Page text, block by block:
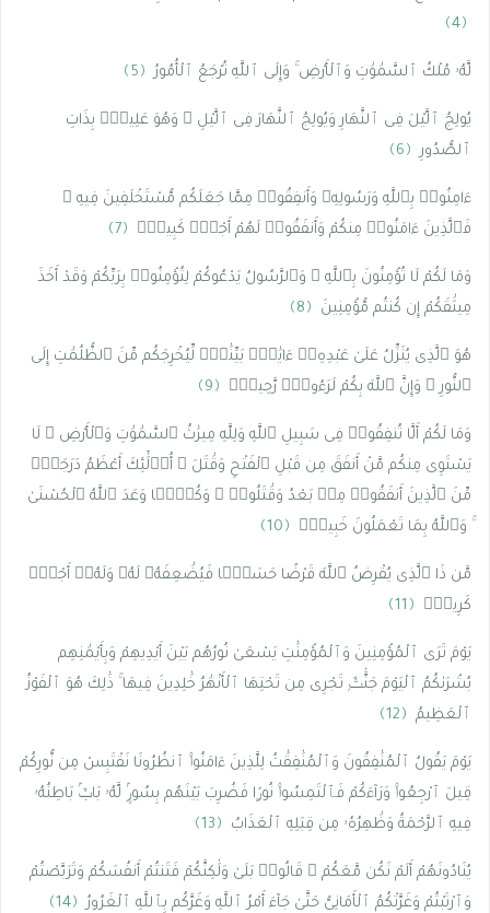
﴿4﴾
لَّهُۥ مُلْكُ ٱلسَّمَٰوَٰتِ وَٱلْأَرْضِ ۚ وَإِلَى ٱللَّهِ تُرْجَعُ ٱلْأُمُورُ ﴿5﴾
يُولِجُ ٱلَّيْلَ فِى ٱلنَّهَارِ وَيُولِجُ ٱلنَّهَارَ فِى ٱلَّيْلِ ۚ وَهُوَ عَلِيمٌۢ بِذَاتِ
ٱلصُّدُورِ ﴿6﴾
ءَامِنُوا۟ بِٱللَّهِ وَرَسُولِهِۦ وَأَنفِقُوا۟ مِمَّا جَعَلَكُم مُّسْتَخْلَفِينَ فِيهِ ۖ
فَٱلَّذِينَ ءَامَنُوا۟ مِنكُمْ وَأَنفَقُوا۟ لَهُمْ أَجْرٌۭ كَبِيرٌۭ
﴿7﴾
وَمَا لَكُمْ لَا تُؤْمِنُونَ بِٱللَّهِ ۙ وَٱلرَّسُولُ يَدْعُوكُمْ لِتُؤْمِنُوا۟ بِرَبِّكُمْ وَقَدْ أَخَذَ
مِيثَٰقَكُمْ إِن كُنتُم مُّؤْمِنِينَ
﴿8﴾
هُوَ ٱلَّذِى يُنَزِّلُ عَلَىٰ عَبْدِهِۦٓ ءَايَٰتٍۭ بَيِّنَٰتٍۢ لِّيُخْرِجَكُم مِّنَ ٱلظُّلُمَٰتِ إِلَى
ٱلنُّورِ ۚ وَإِنَّ ٱللَّهَ بِكُمْ لَرَءُوفٌۭ رَّحِيمٌۭ
﴿9﴾
وَمَا لَكُمْ أَلَّا تُنفِقُوا۟ فِى سَبِيلِ ٱللَّهِ وَلِلَّهِ مِيرَٰثُ ٱلسَّمَٰوَٰتِ وَٱلْأَرْضِ ۚ لَا
يَسْتَوِى مِنكُم مَّنْ أَنفَقَ مِن قَبْلِ ٱلْفَتْحِ وَقَٰتَلَ ۚ أُو۟لَٰٓئِكَ أَعْظَمُ دَرَجَةًۭ
مِّنَ ٱلَّذِينَ أَنفَقُوا۟ مِنۢ بَعْدُ وَقَٰتَلُوا۟ ۚ وَكُلًّۭا وَعَدَ ٱللَّهُ ٱلْحُسْنَىٰ
ۚ وَٱللَّهُ بِمَا تَعْمَلُونَ خَبِيرٌۭ
﴿10﴾
مَّن ذَا ٱلَّذِى يُقْرِضُ ٱللَّهَ قَرْضًا حَسَنًۭا فَيُضَٰعِفَهُۥ لَهُۥ وَلَهُۥٓ أَجْرٌۭ
كَرِيمٌۭ
﴿11﴾
يَوْمَ تَرَى ٱلْمُؤْمِنِينَ وَٱلْمُؤْمِنَٰتِ يَسْعَىٰ نُورُهُم بَيْنَ أَيْدِيهِمْ وَبِأَيْمَٰنِهِم
بُشْرَىٰكُمُ ٱلْيَوْمَ جَنَّٰتٌۭ تَجْرِى مِن تَحْتِهَا ٱلْأَنْهَٰرُ خَٰلِدِينَ فِيهَا ۚ ذَٰلِكَ هُوَ ٱلْفَوْزُ
ٱلْعَظِيمُ ﴿12﴾
يَوْمَ يَقُولُ ٱلْمُنَٰفِقُونَ وَٱلْمُنَٰفِقَٰتُ لِلَّذِينَ ءَامَنُوا۟ ٱنظُرُونَا نَقْتَبِسْ مِن نُّورِكُمْ
قِيلَ ٱرْجِعُوا۟ وَرَآءَكُمْ فَٱلْتَمِسُوا۟ نُورًۭا فَضُرِبَ بَيْنَهُم بِسُورٍۢ لَّهُۥ بَابٌۢ بَاطِنُهُۥ
فِيهِ ٱلرَّحْمَةُ وَظَٰهِرُهُۥ مِن قِبَلِهِ ٱلْعَذَابُ
﴿13﴾
يُنَادُونَهُمْ أَلَمْ نَكُن مَّعَكُمْ ۖ قَالُوا۟ بَلَىٰ وَلَٰكِنَّكُمْ فَتَنتُمْ أَنفُسَكُمْ وَتَرَبَّصْتُمْ
وَٱرْتَبْتُمْ وَغَرَّتْكُمُ ٱلْأَمَانِىُّ حَتَّىٰ جَآءَ أَمْرُ ٱللَّهِ وَغَرَّكُم بِٱللَّهِ ٱلْغَرُورُ ﴿14﴾